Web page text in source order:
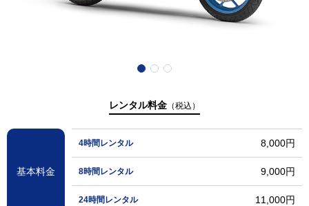
レンタル料金 （税込）
基本料金
4時間レンタル 8,000円
8時間レンタル 9,000円
24時間レンタル 11,000円